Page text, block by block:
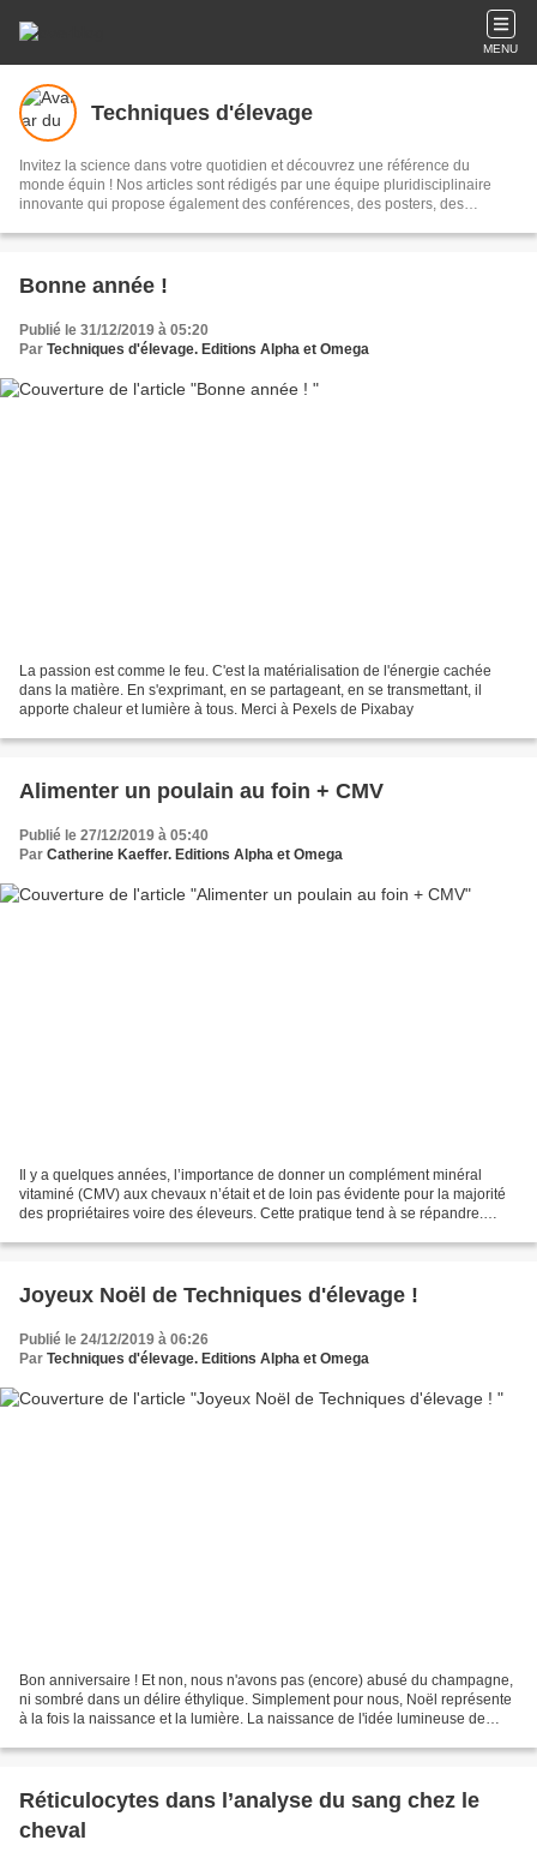
MENU
Techniques d'élevage
Invitez la science dans votre quotidien et découvrez une référence du
monde équin ! Nos articles sont rédigés par une équipe pluridisciplinaire
innovante qui propose également des conférences, des posters, des
Techniques d'élevage c'est plus de 2000 articles en accès totalement gratuit.
Facebook sur la page techniquesdelevage.
Bonne année !
Publié le 31/12/2019 à 05:20
Par Techniques d'élevage. Editions Alpha et Omega
La passion est comme le feu. C'est la matérialisation de l'énergie cachée
dans la matière. En s'exprimant, en se partageant, en se transmettant, il
apporte chaleur et lumière à tous. Merci à Pexels de Pixabay
Alimenter un poulain au foin + CMV
Publié le 27/12/2019 à 05:40
Par Catherine Kaeffer. Editions Alpha et Omega
Il y a quelques années, l’importance de donner un complément minéral
vitaminé (CMV) aux chevaux n’était et de loin pas évidente pour la majorité
des propriétaires voire des éleveurs. Cette pratique tend à se répandre.
Joyeux Noël de Techniques d'élevage !
Publié le 24/12/2019 à 06:26
Par Techniques d'élevage. Editions Alpha et Omega
Bon anniversaire ! Et non, nous n'avons pas (encore) abusé du champagne,
ni sombré dans un délire éthylique. Simplement pour nous, Noël représente
à la fois la naissance et la lumière. La naissance de l'idée lumineuse de
Réticulocytes dans l’analyse du sang chez le
cheval